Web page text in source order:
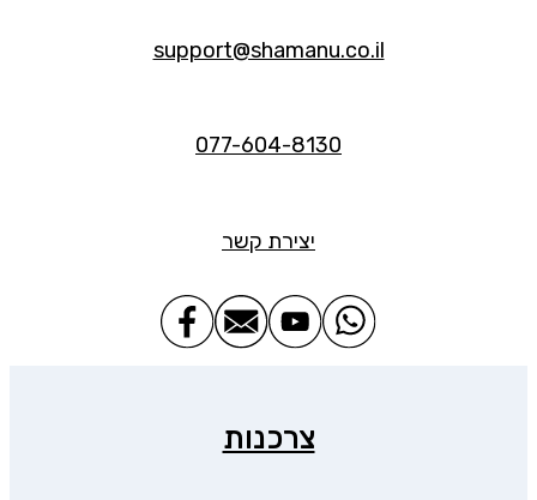
support@shamanu.co.il
077-604-8130
יצירת קשר
צרכנות